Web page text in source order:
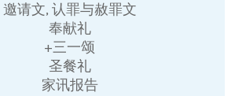
邀请文, 认罪与赦罪文
奉献礼
+三一颂
圣餐礼
家讯报告